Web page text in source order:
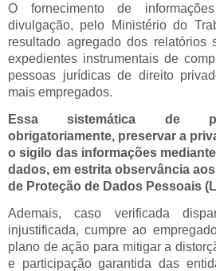
O fornecimento de
divulgação, pelo Ministério do
resultado agregado dos relatórios
expedientes instrumentais de
pessoas jurídicas de direito
mais empregados.
Essa sistemática de
obrigatoriamente, preservar a
o sigilo das informações
dados, em estrita observância
de Proteção de Dados Pessoais
Ademais, caso verificada
injustificada, cumpre ao
plano de ação para mitigar a
e participação garantida das